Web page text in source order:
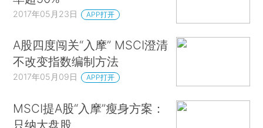
2017年05月23日 APP打开
A股四度闯关“入摩” MSCI澄清
不改变指数编制方法
2017年05月09日 APP打开
MSCI提A股“入摩”瘦身方案：
只纳大盘股